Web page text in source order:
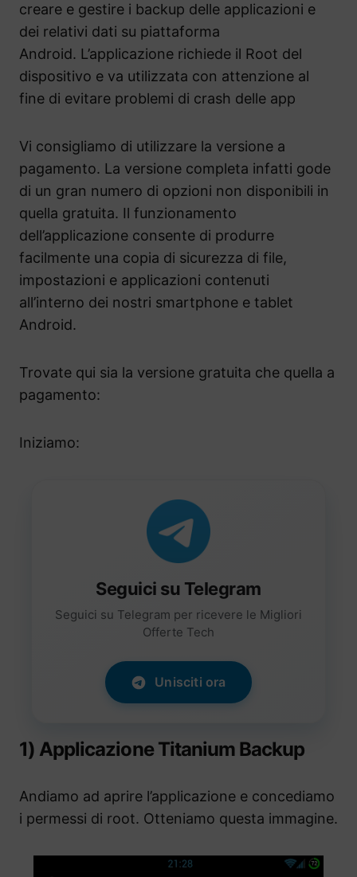
creare e gestire i backup delle applicazioni e
dei relativi dati su piattaforma
Android. L’applicazione richiede il Root del
dispositivo e va utilizzata con attenzione al
fine di evitare problemi di crash delle app
Vi consigliamo di utilizzare la versione a
pagamento. La versione completa infatti gode
di un gran numero di opzioni non disponibili in
quella gratuita. Il funzionamento
dell’applicazione consente di produrre
facilmente una copia di sicurezza di file,
impostazioni e applicazioni contenuti
all’interno dei nostri smartphone e tablet
Android.
Trovate qui sia la versione gratuita che quella a
pagamento:
Iniziamo:
Seguici su Telegram
Seguici su Telegram per ricevere le Migliori
Offerte Tech
Unisciti ora
1) Applicazione Titanium Backup
Andiamo ad aprire l’applicazione e concediamo
i permessi di root. Otteniamo questa immagine.